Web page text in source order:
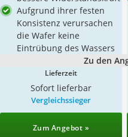
Aufgrund ihrer festen
Konsistenz verursachen
die Wafer keine
Eintrübung des Wassers
Zu den
Lieferzeit
Sofort lieferbar
Vergleichssieger
Zum Angebot »